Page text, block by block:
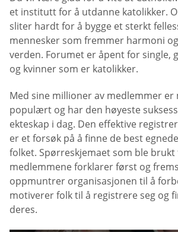
et institutt for å utdanne katolikker.
sliter hardt for å bygge et sterkt
mennesker som fremmer harmoni
verden. Forumet er åpent for single,
og kvinner som er katolikker.
Med sine millioner av medlemmer
populært og har den høyeste
ekteskap i dag. Den effektive
er et forsøk på å finne de best
folket. Spørreskjemaet som ble
medlemmene forklarer først og
oppmuntrer organisasjonen til å
motiverer folk til å registrere seg og
deres.